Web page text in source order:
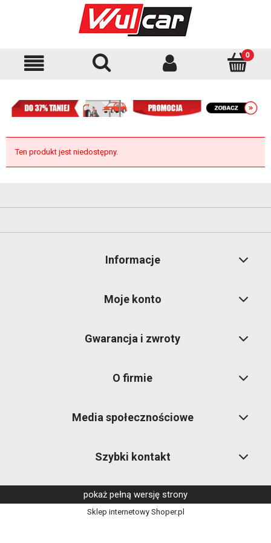
Ten produkt jest niedostępny.
Informacje
Moje konto
Gwarancja i zwroty
O firmie
Media społecznościowe
Szybki kontakt
pokaż pełną wersję strony
Sklep internetowy Shoper.pl